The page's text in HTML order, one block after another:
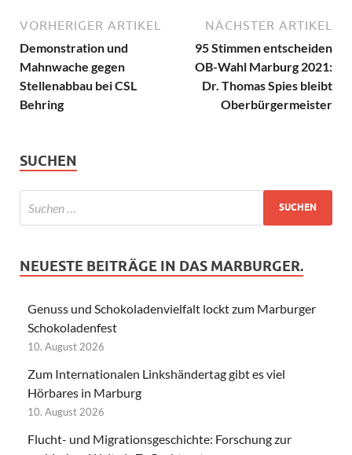
VORHERIGER ARTIKEL
Demonstration und
Mahnwache gegen
Stellenabbau bei CSL
Behring
NÄCHSTER ARTIKEL
95 Stimmen entscheiden
OB-Wahl Marburg 2021:
Dr. Thomas Spies bleibt
Oberbürgermeister
SUCHEN
NEUESTE BEITRÄGE IN DAS MARBURGER.
Genuss und Schokoladenvielfalt lockt zum Marburger
Schokoladenfest
10. August 2026
Zum Internationalen Linkshändertag gibt es viel
Hörbares in Marburg
10. August 2026
Flucht- und Migrationsgeschichte: Forschung zur